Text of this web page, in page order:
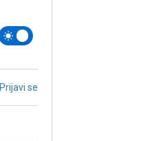
Prijavi se